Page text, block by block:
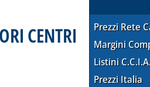
CENTRI . Sottotitolo: Medie
. Pubblicata giovedì 14
Prezzi Rete
Margini
Listini
Prezzi Italia